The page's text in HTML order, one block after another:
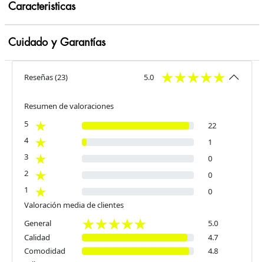
Caracteristicas
Cuidado y Garantías
Reseñas(23) 5.0
Resumen de valoraciones
5
22
4
1
3
0
2
0
1
0
Valoración media de clientes
General
5.0
Calidad
4.7
Comodidad
4.8